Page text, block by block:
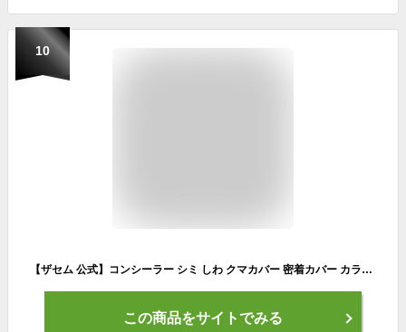
10
【ザセム 公式】コンシーラー シミ しわ クマカバー 密着カバー カラーコントロール【選べる2本セット】ザセム チップコンシーラー カバーパーフェクション 2本セット theSAEM/正規輸入品/国内発送 ポスト投函 |
この商品をサイトでみる